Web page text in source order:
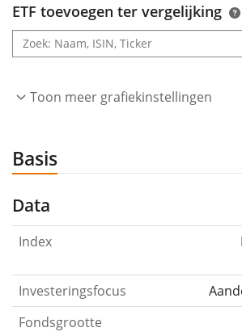
ETF toevoegen ter vergelijking
Toon meer grafiekinstellingen
Basis
Data
Index
Investeringsfocus
Fondsgrootte